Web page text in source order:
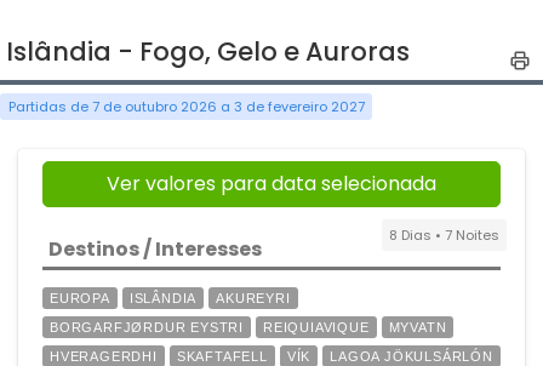
Islândia - Fogo, Gelo e Auroras
Partidas de 7 de outubro 2026 a 3 de fevereiro 2027
Ver valores para data selecionada
8 Dias • 7 Noites
Destinos / Interesses
EUROPA ISLÂNDIA
AKUREYRI
BORGARFJØRDUR EYSTRI
REIQUIAVIQUE
MYVATN
HVERAGERDHI
SKAFTAFELL VÍK
LAGOA JÖKULSÁRLÓN